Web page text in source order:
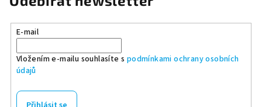
E-mail
Vložením e-mailu souhlasíte s podmínkami ochrany osobních
údajů